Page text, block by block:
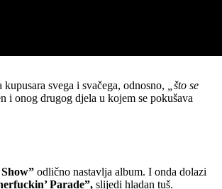
svega i svačega, odnosno,
„što se
i onog drugog djela u kojem se pokušava
odlično nastavlja album. I onda dolazi
Parade”, slijedi hladan tuš.